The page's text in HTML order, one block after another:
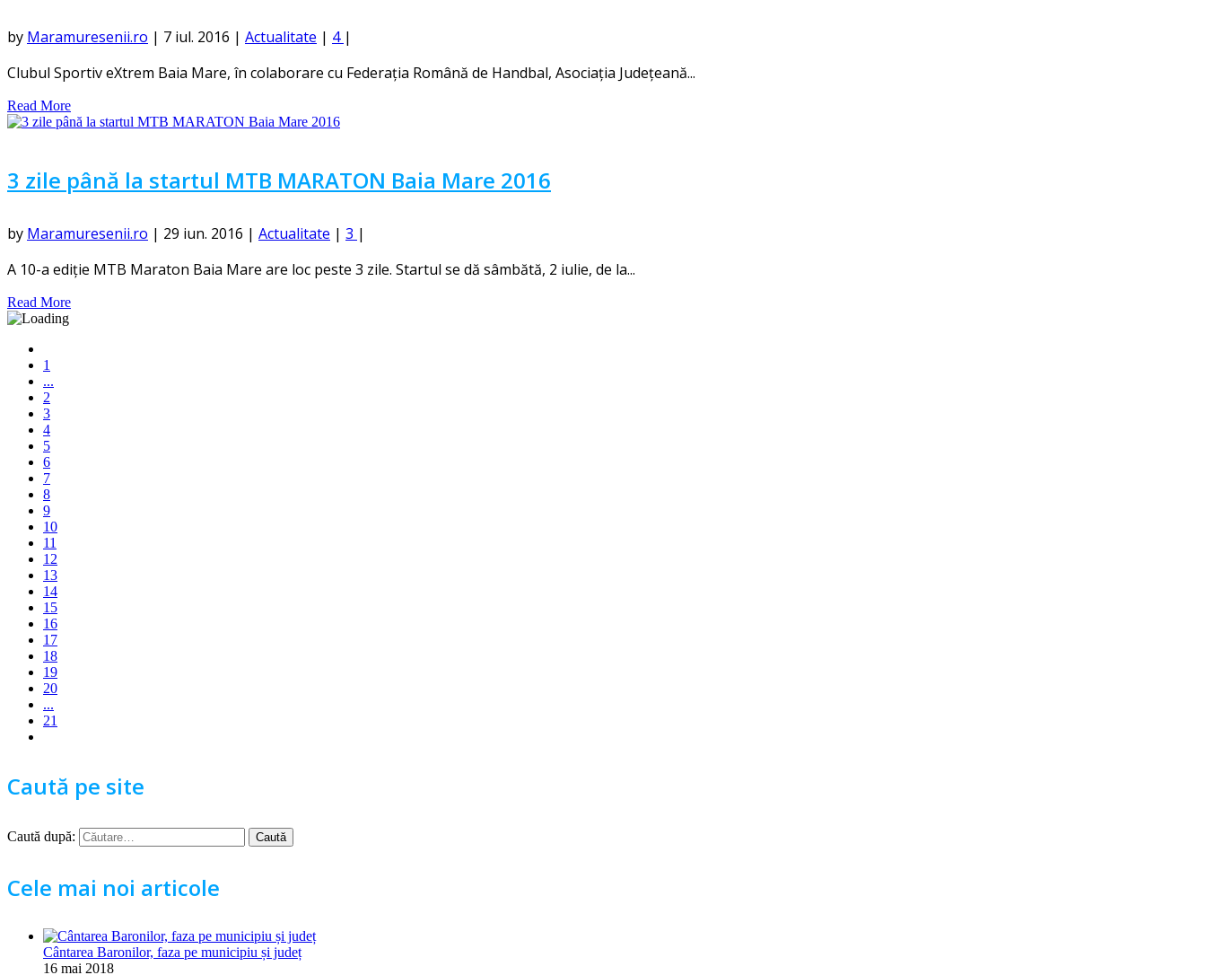
by Maramuresenii.ro | 7 iul. 2016 | Actualitate | 4 |
Clubul Sportiv eXtrem Baia Mare, în colaborare cu Federația Română de Handbal, Asociația Județeană...
Read More
3 zile până la startul MTB MARATON Baia Mare 2016
by Maramuresenii.ro | 29 iun. 2016 | Actualitate | 3 |
A 10-a ediție MTB Maraton Baia Mare are loc peste 3 zile. Startul se dă sâmbătă, 2 iulie, de la...
Read More
1
...
2
3
4
5
6
7
8
9
10
11
12
13
14
15
16
17
18
19
20
...
21
Caută pe site
Caută după:
Cele mai noi articole
Cântarea Baronilor, faza pe municipiu și județ
16 mai 2018